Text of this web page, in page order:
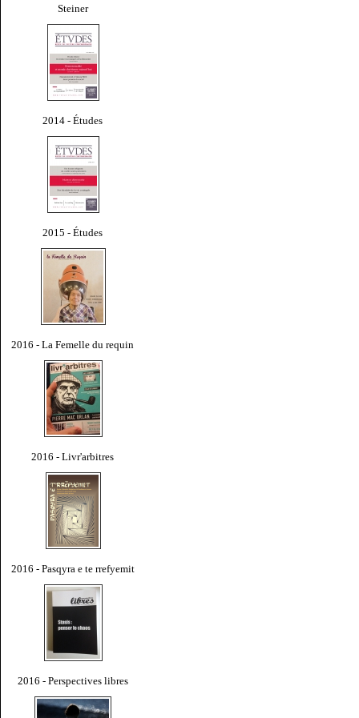
Steiner
2014 - Études
2015 - Études
2016 - La Femelle du requin
2016 - Livr'arbitres
2016 - Pasqyra e te rrefyemit
2016 - Perspectives libres